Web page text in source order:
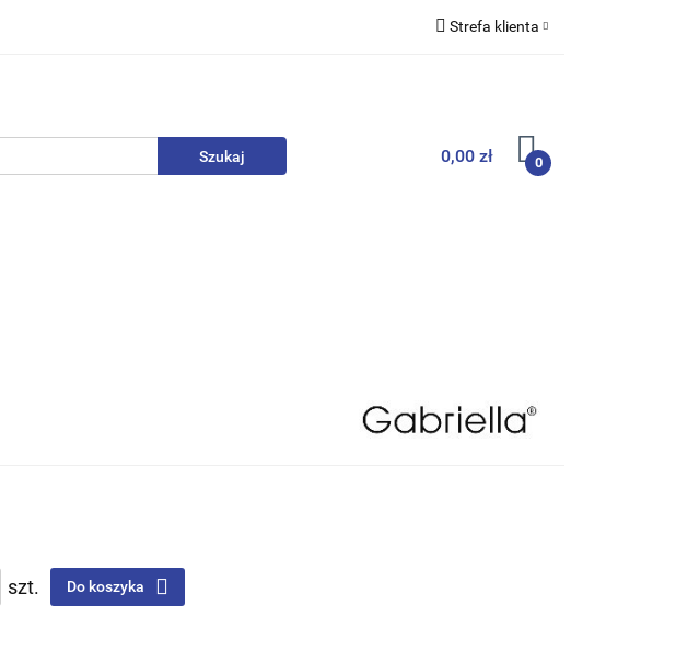
Strefa klienta
Dodaj zgłoszenie
0,00 zł 0
szt. Do koszyka